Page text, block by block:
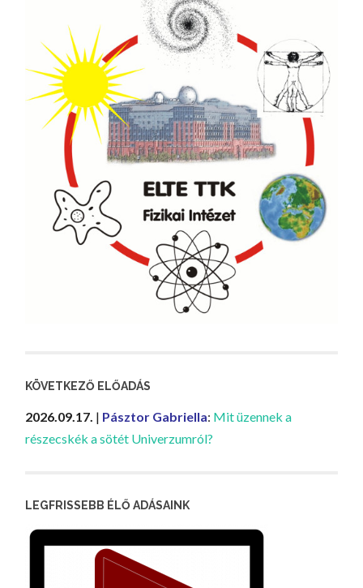
KÖVETKEZŐ ELŐADÁS
2026.09.17. | Pásztor Gabriella: Mit üzennek a
részecskék a sötét Univerzumról?
LEGFRISSEBB ÉLŐ ADÁSAINK